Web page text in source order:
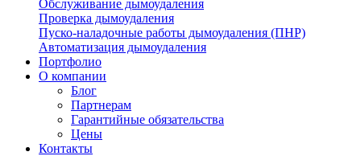
Обслуживание дымоудаления
Проверка дымоудаления
Пуско-наладочные работы дымоудаления (ПНР)
Автоматизация дымоудаления
Портфолио
О компании
Блог
Партнерам
Гарантийные обязательства
Цены
Контакты